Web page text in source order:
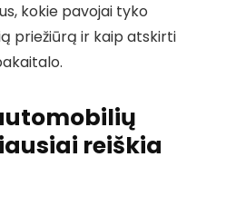
kokie pavojai tyko
priežiūrą ir kaip atskirti
reiškia